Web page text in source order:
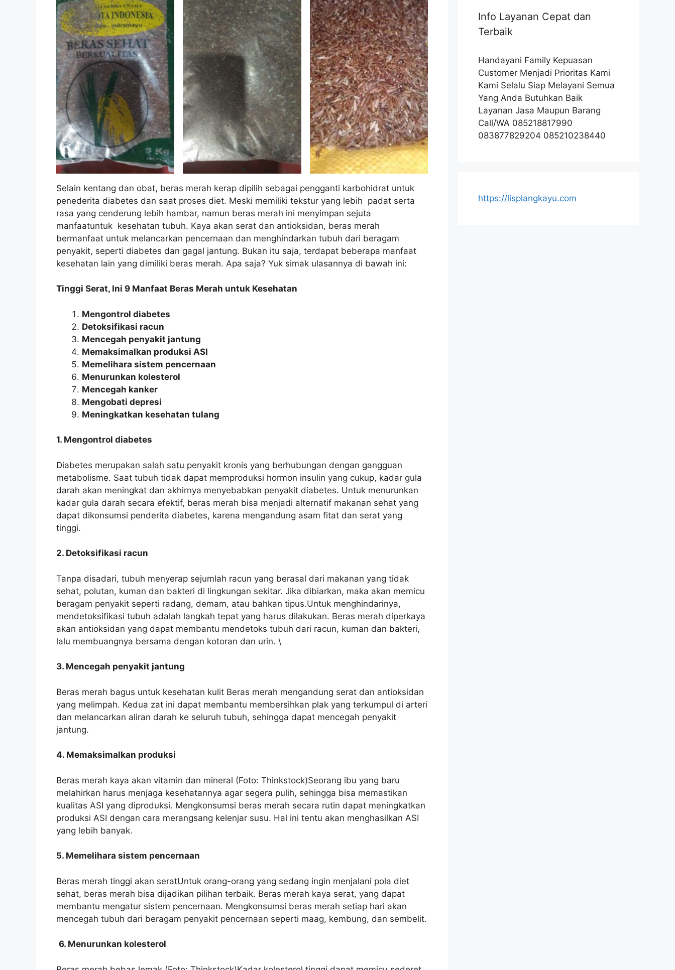
Selain kentang dan obat, beras merah kerap dipilih sebagai pengganti karbohidrat untuk
penederita diabetes dan saat proses diet. Meski memiliki tekstur yang lebih padat serta
rasa yang cenderung lebih hambar, namun beras merah ini menyimpan sejuta
manfaatuntuk kesehatan tubuh. Kaya akan serat dan antioksidan, beras merah
bermanfaat untuk melancarkan pencernaan dan menghindarkan tubuh dari beragam
penyakit, seperti diabetes dan gagal jantung. Bukan itu saja, terdapat beberapa manfaat
kesehatan lain yang dimiliki beras merah. Apa saja? Yuk simak ulasannya di bawah ini:
Tinggi Serat, Ini 9 Manfaat Beras Merah untuk Kesehatan
Mengontrol diabetes
Detoksifikasi racun
Mencegah penyakit jantung
Memaksimalkan produksi ASI
Memelihara sistem pencernaan
Menurunkan kolesterol
Mencegah kanker
Mengobati depresi
Meningkatkan kesehatan tulang
1. Mengontrol diabetes
Diabetes merupakan salah satu penyakit kronis yang berhubungan dengan gangguan
metabolisme. Saat tubuh tidak dapat memproduksi hormon insulin yang cukup, kadar gula
darah akan meningkat dan akhirnya menyebabkan penyakit diabetes. Untuk menurunkan
kadar gula darah secara efektif, beras merah bisa menjadi alternatif makanan sehat yang
dapat dikonsumsi penderita diabetes, karena mengandung asam fitat dan serat yang
tinggi.
2. Detoksifikasi racun
Tanpa disadari, tubuh menyerap sejumlah racun yang berasal dari makanan yang tidak
sehat, polutan, kuman dan bakteri di lingkungan sekitar. Jika dibiarkan, maka akan memicu
beragam penyakit seperti radang, demam, atau bahkan tipus.Untuk menghindarinya,
mendetoksifikasi tubuh adalah langkah tepat yang harus dilakukan. Beras merah diperkaya
akan antioksidan yang dapat membantu mendetoks tubuh dari racun, kuman dan bakteri,
lalu membuangnya bersama dengan kotoran dan urin. \
3. Mencegah penyakit jantung
Beras merah bagus untuk kesehatan kulit Beras merah mengandung serat dan antioksidan
yang melimpah. Kedua zat ini dapat membantu membersihkan plak yang terkumpul di arteri
dan melancarkan aliran darah ke seluruh tubuh, sehingga dapat mencegah penyakit
jantung.
4. Memaksimalkan produksi
Beras merah kaya akan vitamin dan mineral (Foto: Thinkstock)Seorang ibu yang baru
melahirkan harus menjaga kesehatannya agar segera pulih, sehingga bisa memastikan
kualitas ASI yang diproduksi. Mengkonsumsi beras merah secara rutin dapat meningkatkan
produksi ASI dengan cara merangsang kelenjar susu. Hal ini tentu akan menghasilkan ASI
yang lebih banyak.
5. Memelihara sistem pencernaan
Beras merah tinggi akan seratUntuk orang-orang yang sedang ingin menjalani pola diet
sehat, beras merah bisa dijadikan pilihan terbaik. Beras merah kaya serat, yang dapat
membantu mengatur sistem pencernaan. Mengkonsumsi beras merah setiap hari akan
mencegah tubuh dari beragam penyakit pencernaan seperti maag, kembung, dan sembelit.
6. Menurunkan kolesterol
Info Layanan Cepat dan
Terbaik
Handayani Family Kepuasan
Customer Menjadi Prioritas Kami
Kami Selalu Siap Melayani Semua
Yang Anda Butuhkan Baik
Layanan Jasa Maupun Barang
Call/WA 085218817990
083877829204 085210238440
https://lisplangkayu.com